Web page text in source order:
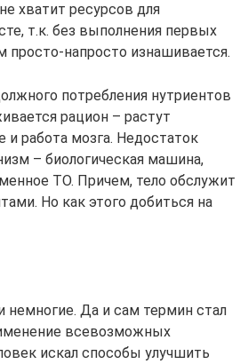
хватит ресурсов для
т.к. без выполнения первых
просто-напросто изнашивается.
потребления нутриентов
рацион – растут
и работа мозга. Недостаток
– биологическая машина,
ТО. Причем, тело обслужит
Но как этого добиться на
немногие. Да и сам термин стал
всевозможных
искал способы улучшить